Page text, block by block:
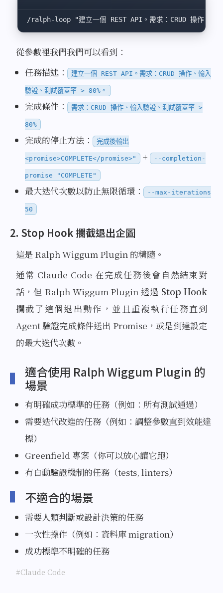
/ralph-loop "建立一個 REST API。需求：CRUD 操作、輸
從參數裡我們我們可以看到：
任務描述： 建立一個 REST API。需求：CRUD 操作、輸入
驗證、測試覆蓋率 > 80%。
完成條件： 需求：CRUD 操作、輸入驗證、測試覆蓋率 >
80%
完成的停止方法： 完成後輸出
<promise>COMPLETE</promise>" + --completion-
promise "COMPLETE"
最大迭代次數以防止無限循環： --max-iterations
50
2. Stop Hook 攔截退出企圖
這是 Ralph Wiggum Plugin 的精隨。
通常 Claude Code 在完成任務後會自然結束對
話，但 Ralph Wiggum Plugin 透過 Stop Hook
攔截了這個退出動作，並且重複執行任務直到
Agent 驗證完成條件送出 Promise，或是到達設定
的最大迭代次數。
適合使用 Ralph Wiggum Plugin 的
場景
有明確成功標準的任務（例如：所有測試通過）
需要迭代改進的任務（例如：調整參數直到效能達
標）
Greenfield 專案（你可以放心讓它跑）
有自動驗證機制的任務（tests, linters）
不適合的場景
需要人類判斷或設計決策的任務
一次性操作（例如：資料庫 migration）
成功標準不明確的任務
#Claude Code